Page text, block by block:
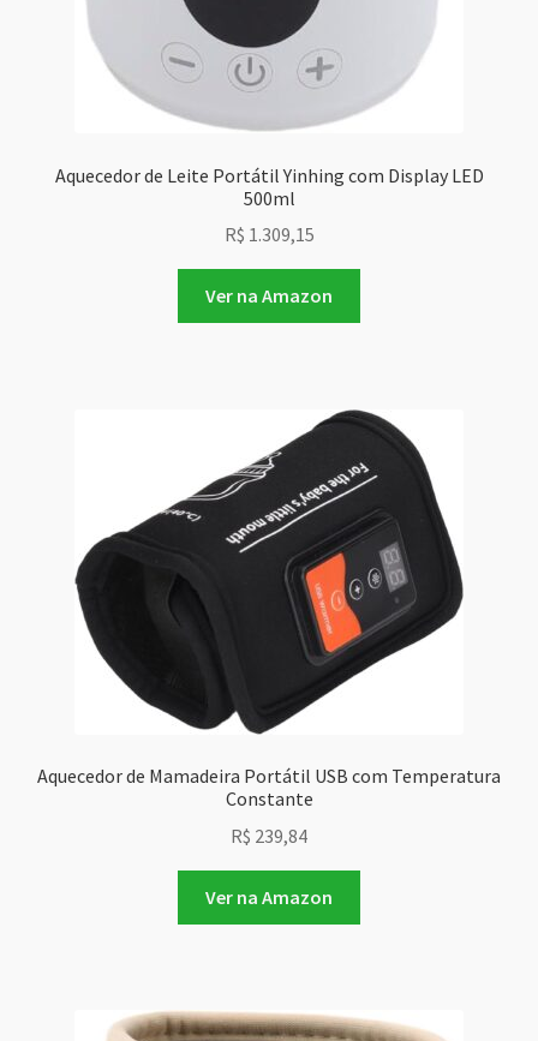
Aquecedor de Leite Portátil Yinhing com Display LED
500ml
R$ 1.309,15
Ver na Amazon
Aquecedor de Mamadeira Portátil USB com Temperatura
Constante
R$ 239,84
Ver na Amazon